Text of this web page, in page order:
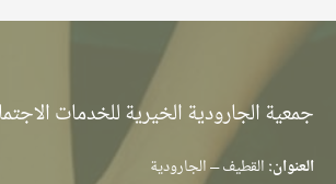
جمعية الجارودية الخيرية للخدمات
العنوان: القطيف – الجارودية